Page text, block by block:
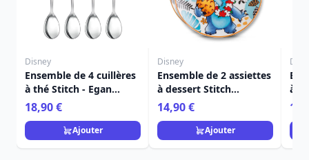
Disney
Ensemble de 4 cuillères
à thé Stitch - Egan
Disney Home
18,90 €
Ajouter
Disney
Ensemble de 2 assiettes
à dessert Stitch
blanches - Egan Disney
Home
14,90 €
Ajouter
à